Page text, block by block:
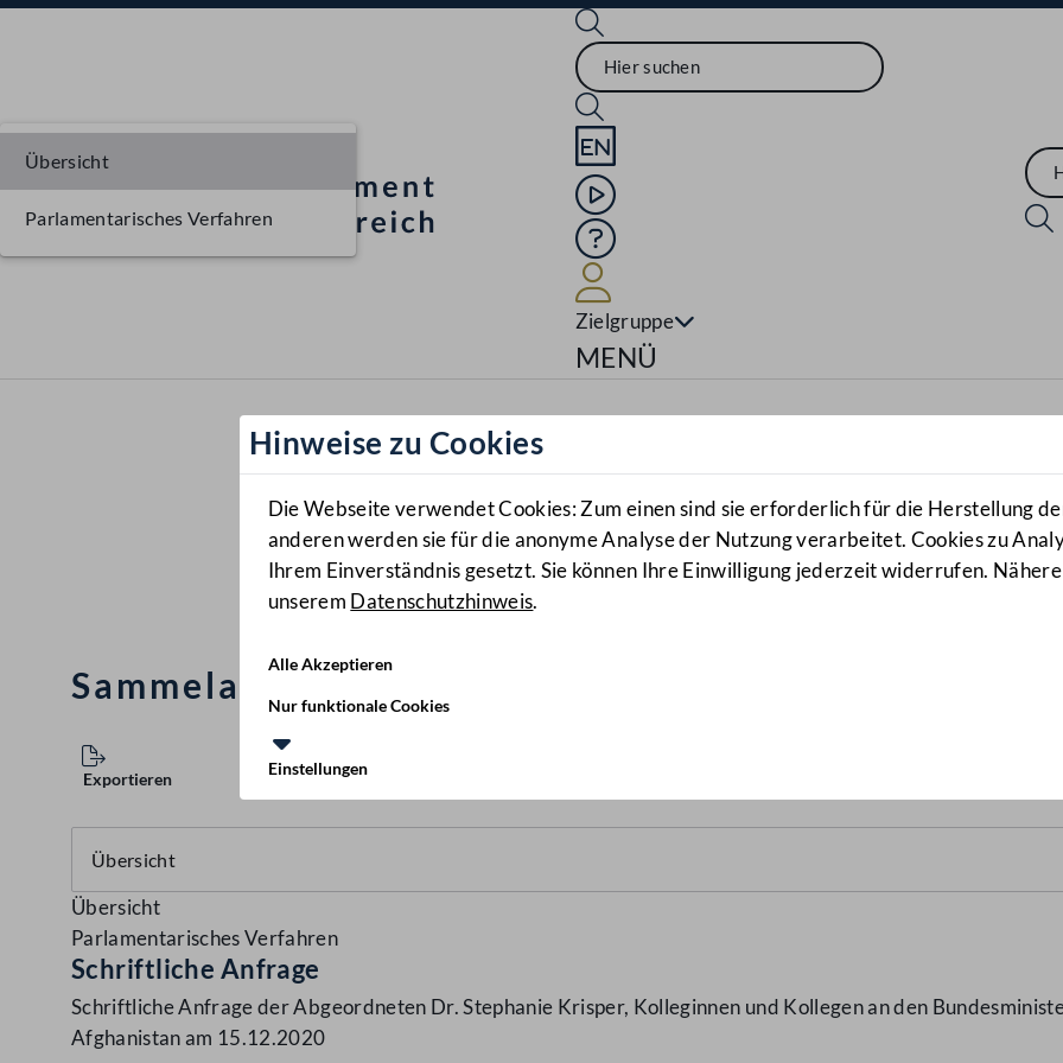
Sprache English
Mediathek
Hilfe
Zielgruppe
Navigationsmenü öffnen
MENÜ
Hinweise zu Cookies
Die Webseite verwendet Cookies: Zum einen sind sie erforderlich für die Herstellung
anderen werden sie für die anonyme Analyse der Nutzung verarbeitet. Cookies zu
Ihrem Einverständnis gesetzt. Sie können Ihre Einwilligung jederzeit widerrufen.
unserem Datenschutzhinweis.
Alle Akzeptieren
Nur funktionale Cookies
Einstellungen
Sammelabschiebung nach Afghanistan am
Exportieren
Übersicht
Parlamentarisches Verfahren
Übersicht
Parlamentarisches Verfahren
Schriftliche Anfrage
Schriftliche Anfrage der Abgeordneten Dr. Stephanie Krisper, Kolleginnen und Kollegen an den
Afghanistan am 15.12.2020